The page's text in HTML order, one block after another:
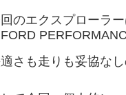
のエクスプローラ
さも走りも妥協なし